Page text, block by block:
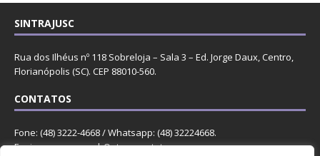
SINTRAJUSC
Rua dos Ilhéus nº 118 Sobreloja – Sala 3 – Ed. Jorge Daux, Centro,
Florianópolis (SC). CEP 88010-560.
CONTATOS
Fone: (48) 3222-4668 / Whatsapp: (48) 32224668.
Enviar mensagem. |Outros contatos.